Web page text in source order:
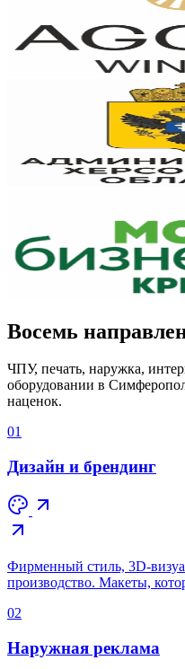
Восемь
ЧПУ, печать, наружка,
оборудовании в
наценок.
01
Дизайн и брендинг
Фирменный стиль, 3D-
производство. Макеты,
02
Наружная реклама